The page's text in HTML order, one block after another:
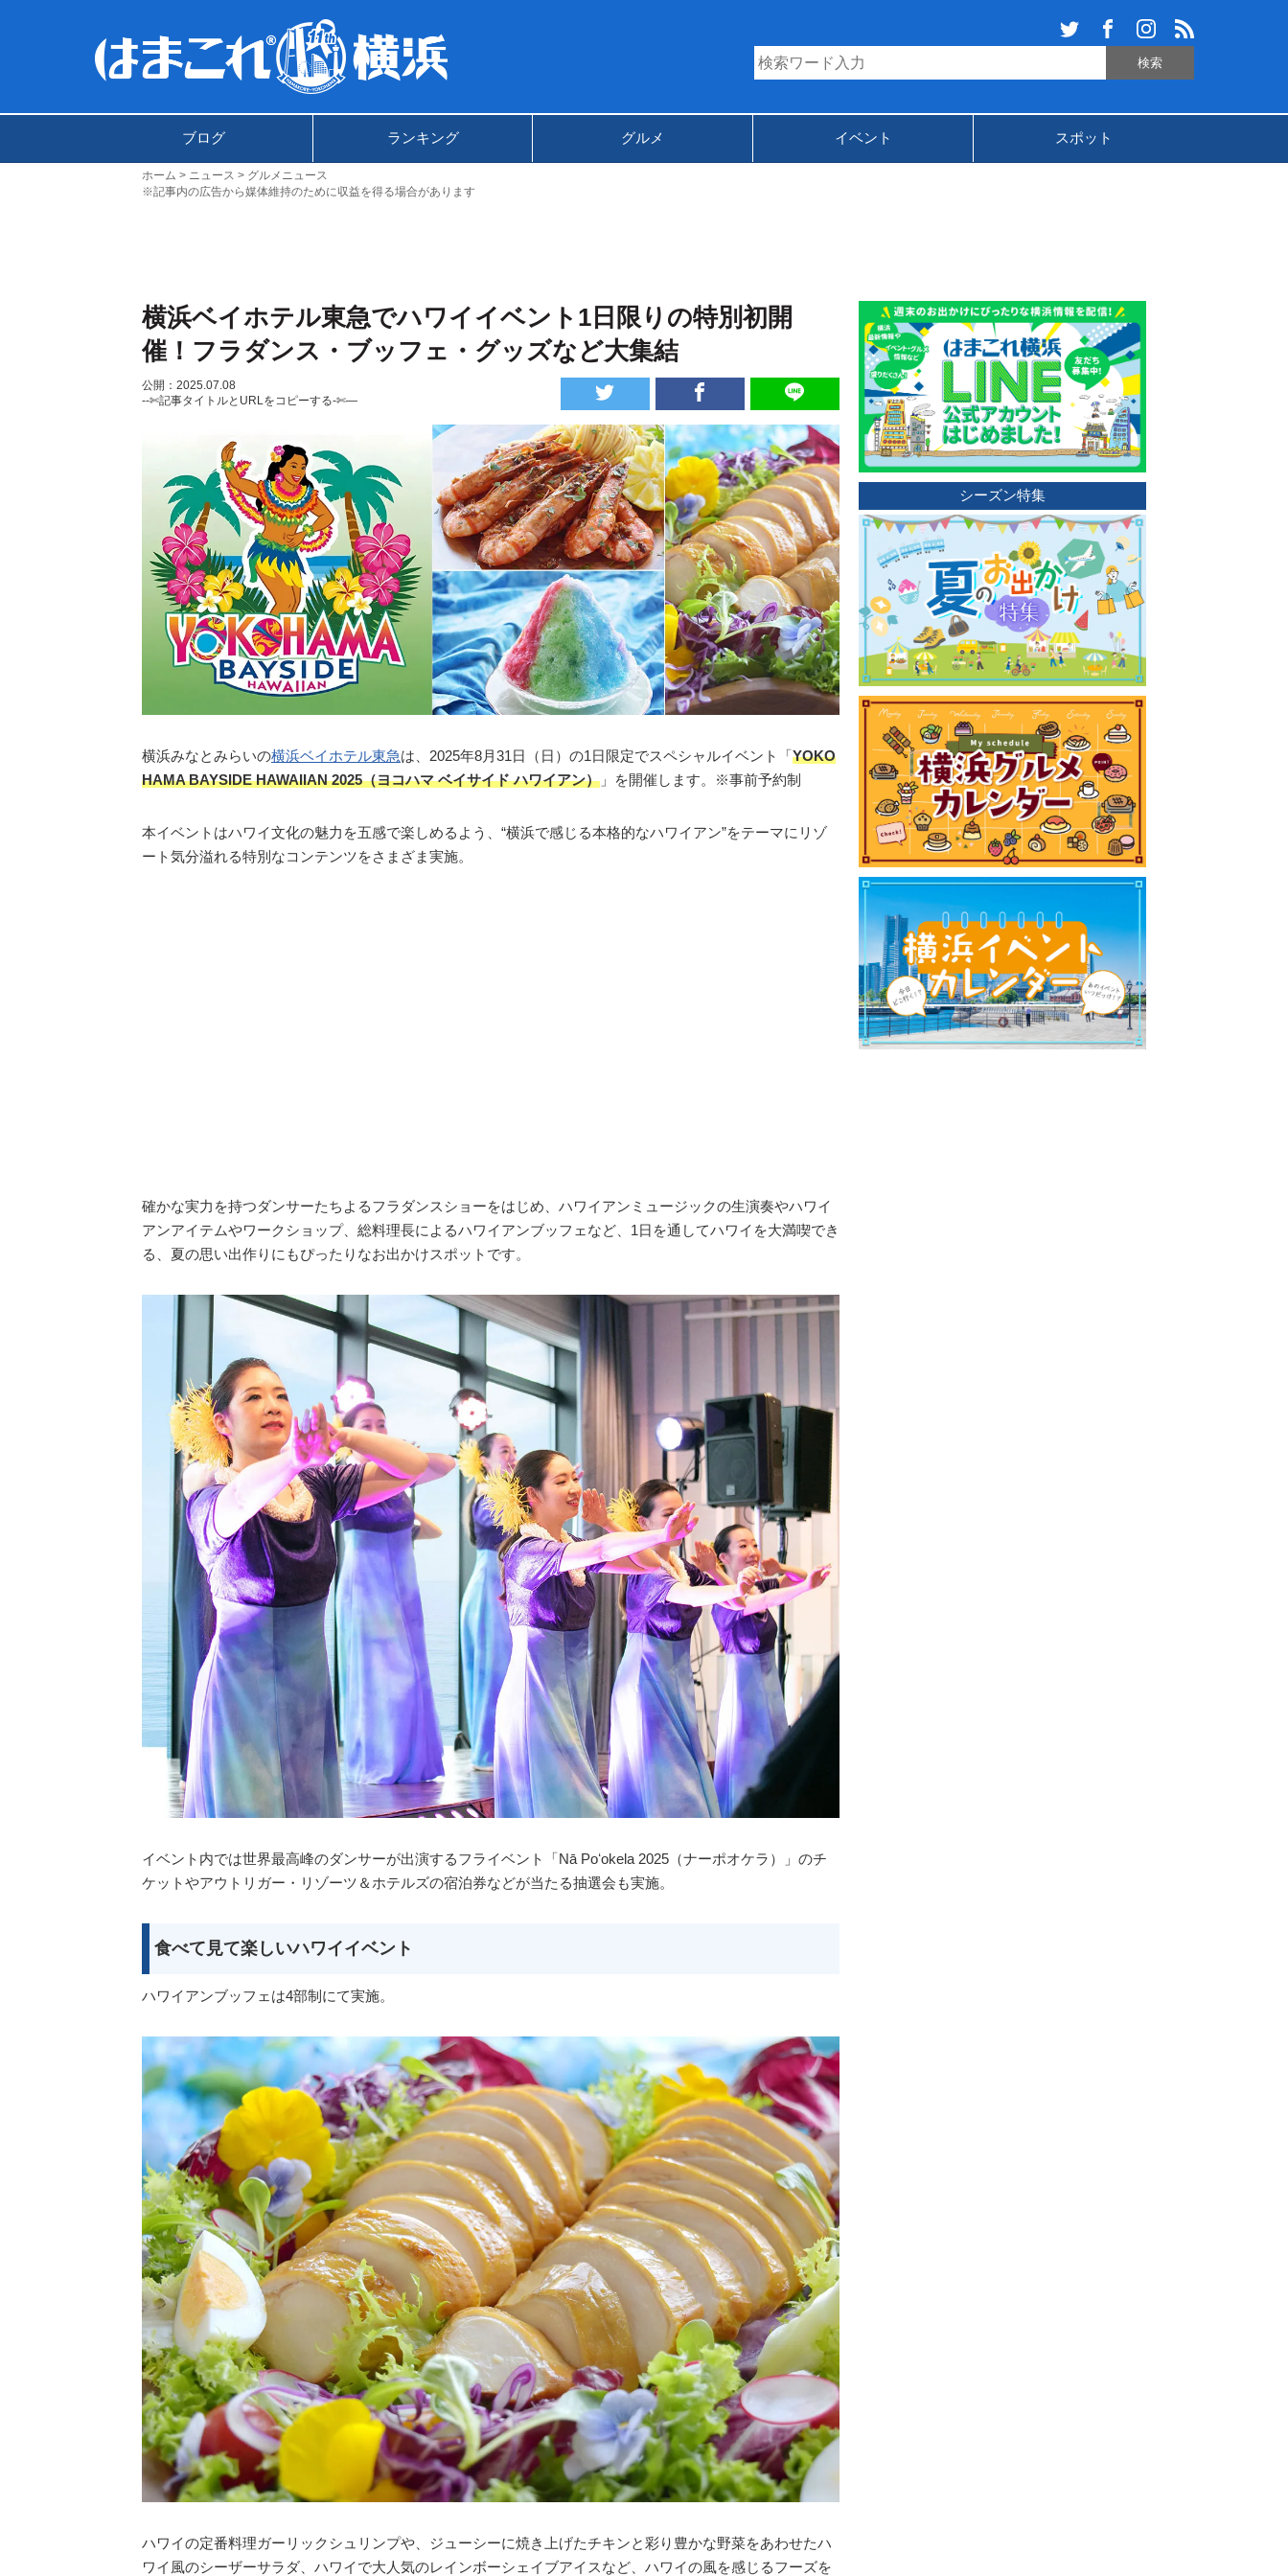
ブログ ランキング グルメ イベント スポット
ホーム ニュース
グルメニュース
※記事内の広告から媒体維持のために収益を得る場合があります
横浜ベイホテル東急でハワイイベント1日限りの特別初開
催！フラダンス・ブッフェ・グッズなど大集結
公開：2025.07.08
--✄記事タイトルとURLをコピーする-✄—
横浜みなとみらいの横浜ベイホテル東急は、2025年8月31日（日）の1日限定でスペシャルイベント「YOKO
HAMA BAYSIDE HAWAIIAN 2025（ヨコハマ ベイサイド ハワイアン） 」を開催します。※事前予約制
本イベントはハワイ文化の魅力を五感で楽しめるよう、“横浜で感じる本格的なハワイアン”をテーマにリゾ
ート気分溢れる特別なコンテンツをさまざま実施。
確かな実力を持つダンサーたちよるフラダンスショーをはじめ、ハワイアンミュージックの生演奏やハワイ
アンアイテムやワークショップ、総料理長によるハワイアンブッフェなど、1日を通してハワイを大満喫でき
る、夏の思い出作りにもぴったりなお出かけスポットです。
イベント内では世界最高峰のダンサーが出演するフライベント「Nā Poʻokela 2025（ナーポオケラ）」のチ
ケットやアウトリガー・リゾーツ＆ホテルズの宿泊券などが当たる抽選会も実施。
食べて見て楽しいハワイイベント
ハワイアンブッフェは4部制にて実施。
ハワイの定番料理ガーリックシュリンプや、ジューシーに焼き上げたチキンと彩り豊かな野菜をあわせたハ
ワイ風のシーザーサラダ、ハワイで大人気のレインボーシェイブアイスなど、ハワイの風を感じるフーズを
シーズン特集